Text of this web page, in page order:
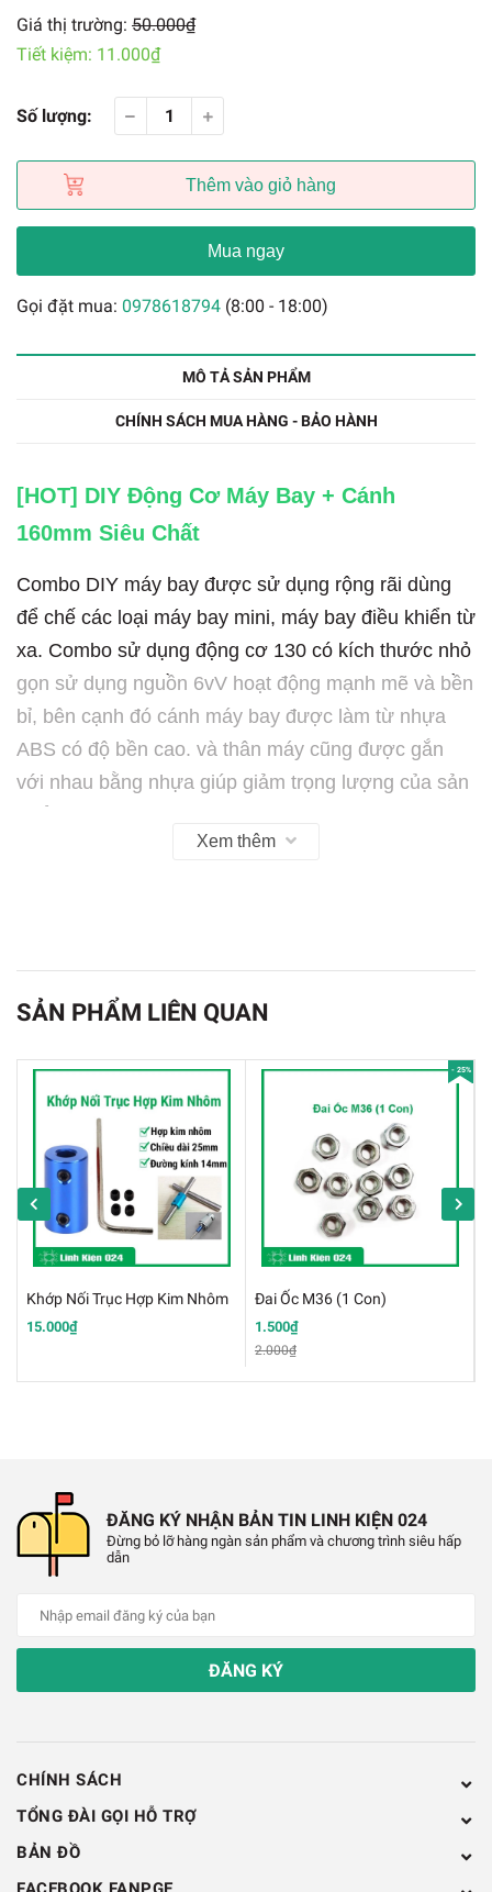
Giá thị trường: 50.000₫
Tiết kiệm: 11.000₫
Số lượng:
Thêm vào giỏ hàng
Mua ngay
Gọi đặt mua: 0978618794 (8:00 - 18:00)
MÔ TẢ SẢN PHẨM
CHÍNH SÁCH MUA HÀNG - BẢO HÀNH
[HOT] DIY Động Cơ Máy Bay + Cánh
160mm Siêu Chất
Combo DIY máy bay được sử dụng rộng rãi dùng
để chế các loại máy bay mini, máy bay điều khiển từ
xa. Combo sử dụng động cơ 130 có kích thước nhỏ
gọn sử dụng nguồn 6vV hoạt động mạnh mẽ và bền
bỉ, bên cạnh đó cánh máy bay được làm từ nhựa
ABS có độ bền cao. và thân máy cũng được gắn
với nhau bằng nhựa giúp giảm trọng lượng của sản
DIY Động Cơ Máy Bay + Cánh 160mm Siêu Chất
Kích thước động cơ: 28x20mm
Kích thước cánh: 160mm
Xem thêm
SẢN PHẨM LIÊN QUAN
Khớp Nối Trục Hợp Kim Nhôm
15.000₫
- 25%
Đai Ốc M36 (1 Con)
1.500₫
2.000₫
ĐĂNG KÝ NHẬN BẢN TIN LINH KIỆN 024
Đừng bỏ lỡ hàng ngàn sản phẩm và chương trình siêu hấp
dẫn
ĐĂNG KÝ
CHÍNH SÁCH
TỔNG ĐÀI GỌI HỖ TRỢ
BẢN ĐỒ